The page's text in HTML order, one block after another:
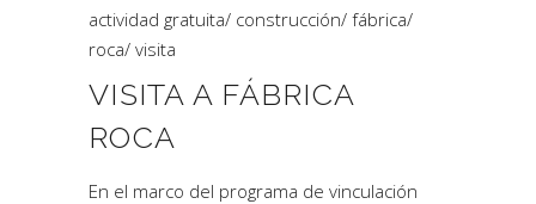
actividad gratuita/ construcción/ fábrica/
roca/ visita
VISITA A FÁBRICA
ROCA
En el marco del programa de vinculación